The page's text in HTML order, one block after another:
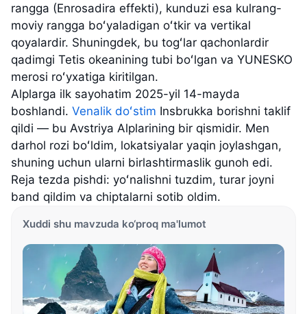
rangga (Enrosadira effekti), kunduzi esa kulrang-
moviy rangga boʻyaladigan oʻtkir va vertikal
qoyalardir. Shuningdek, bu togʻlar qachonlardir
qadimgi Tetis okeanining tubi boʻlgan va YUNESKO
merosi roʻyxatiga kiritilgan.
Alplarga ilk sayohatim 2025-yil 14-mayda
boshlandi. Venalik doʻstim Insbrukka borishni taklif
qildi — bu Avstriya Alplarining bir qismidir. Men
darhol rozi boʻldim, lokatsiyalar yaqin joylashgan,
shuning uchun ularni birlashtirmaslik gunoh edi.
Reja tezda pishdi: yoʻnalishni tuzdim, turar joyni
band qildim va chiptalarni sotib oldim.
Xuddi shu mavzuda ko‘proq ma'lumot